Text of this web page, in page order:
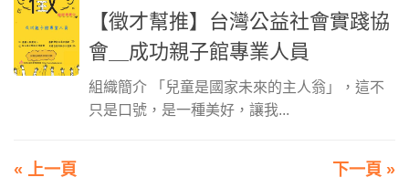
【徵才幫推】台灣公益社會實踐協
會＿成功親子館專業人員
組織簡介 「兒童是國家未來的主人翁」，這不
只是口號，是一種美好，讓我...
« 上一頁 下一頁 »